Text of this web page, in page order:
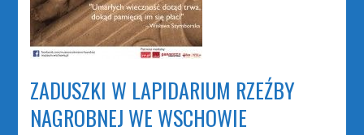
ZADUSZKI W LAPIDARIUM RZEŹBY
NAGROBNEJ WE WSCHOWIE